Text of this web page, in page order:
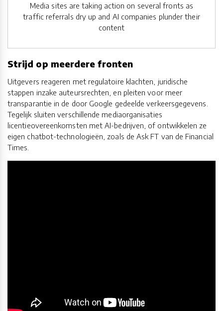
Media sites are taking action on several fronts as
traffic referrals dry up and AI companies plunder their
content
Strijd op meerdere fronten
Uitgevers reageren met regulatoire klachten, juridische
stappen inzake auteursrechten, en pleiten voor meer
transparantie in de door Google gedeelde verkeersgegevens.
Tegelijk sluiten verschillende mediaorganisaties
licentieovereenkomsten met AI-bedrijven, of ontwikkelen ze
eigen chatbot-technologieën, zoals de Ask FT van de Financial
Times.